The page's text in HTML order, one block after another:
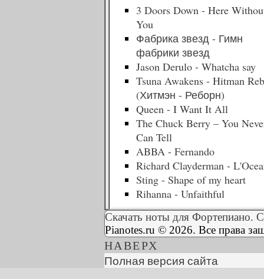
3 Doors Down - Here
You
Фабрика звезд - Гимн
фабрики звезд
Jason Derulo - Whatcha say
Tsuna Awakens - Hitman
(Хитмэн - Реборн)
Queen - I Want It All
The Chuck Berry – You
Can Tell
ABBA - Fernando
Richard Clayderman -
Sting - Shape of my heart
Rihanna - Unfaithful
Скачать ноты для Фортепиано.
Pianotes.ru © 2026. Все права
НАВЕРХ
Полная версия сайта